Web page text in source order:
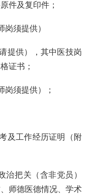
件及复印件；
岗须提供）
提供），其中医技岗
证书；
岗须提供）；
及工作经历证明（附
治把关（含非党员）
师德医德情况、学术